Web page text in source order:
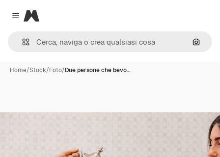
Close menu
Magnific
Cerca
Home/Stock/Foto/Due persone che bevo…